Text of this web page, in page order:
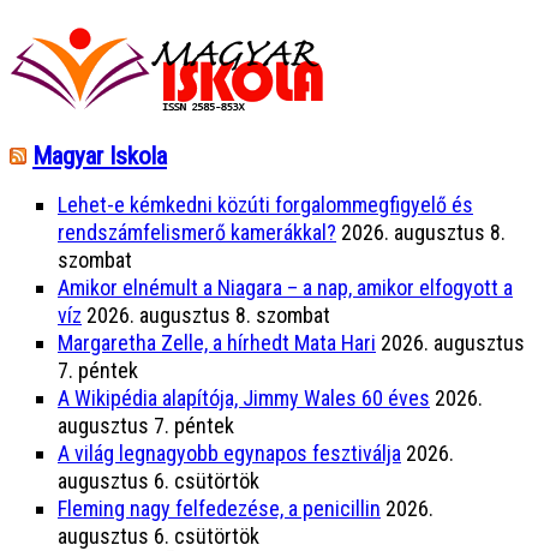
Magyar Iskola
Lehet-e kémkedni közúti forgalommegfigyelő és
rendszámfelismerő kamerákkal? 2026. augusztus 8.
szombat
Amikor elnémult a Niagara – a nap, amikor elfogyott a
víz 2026. augusztus 8. szombat
Margaretha Zelle, a hírhedt Mata Hari 2026. augusztus
7. péntek
A Wikipédia alapítója, Jimmy Wales 60 éves 2026.
augusztus 7. péntek
A világ legnagyobb egynapos fesztiválja 2026.
augusztus 6. csütörtök
Fleming nagy felfedezése, a penicillin 2026.
augusztus 6. csütörtök